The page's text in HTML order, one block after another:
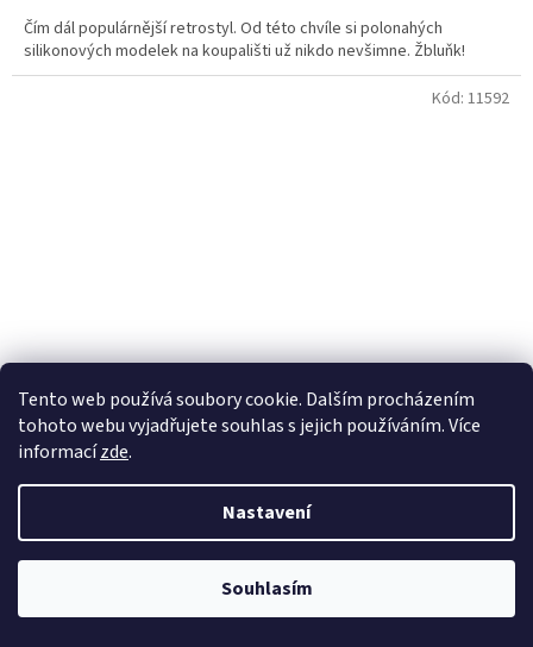
Tento web používá soubory cookie. Dalším procházením
tohoto webu vyjadřujete souhlas s jejich používáním. Více
informacízde.
Nastavení
Souhlasím
Čím dál populárnější retrostyl. Od této chvíle si polonahých
silikonových modelek na koupališti už nikdo nevšimne. Žbluňk!
108 Kč
Kód: 11592